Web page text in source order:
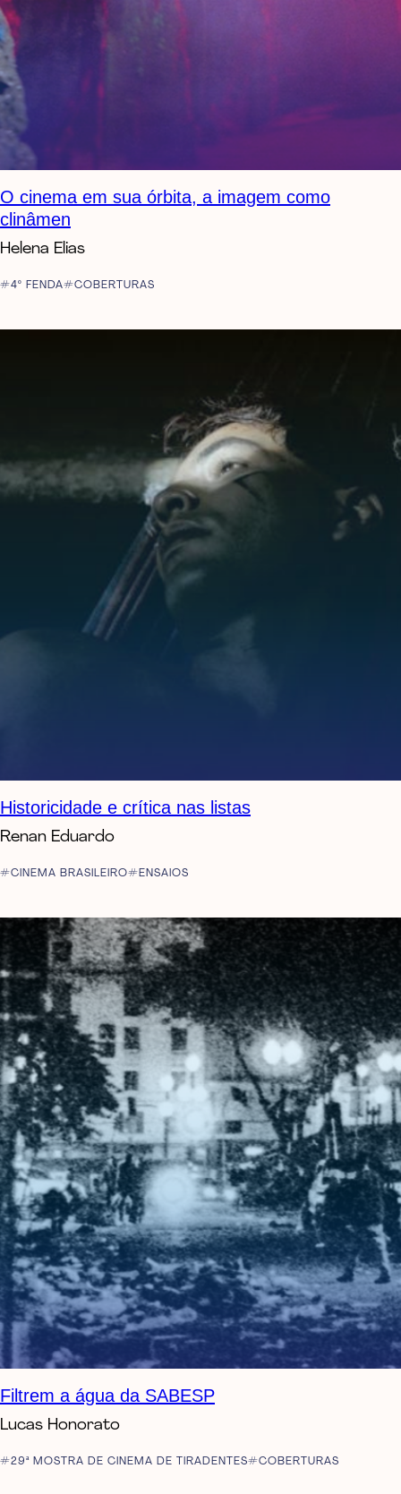
O cinema em sua órbita, a imagem como
clinâmen
Helena Elias
4º FENDA COBERTURAS
Historicidade e crítica nas listas
Renan Eduardo
CINEMA BRASILEIRO ENSAIOS
Filtrem a água da SABESP
Lucas Honorato
29ª MOSTRA DE CINEMA DE TIRADENTES COBERTURAS